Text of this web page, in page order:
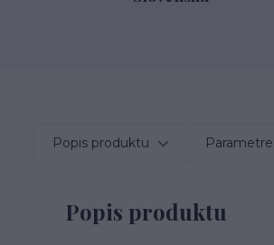
Popis produktu Parametre
Popis produktu